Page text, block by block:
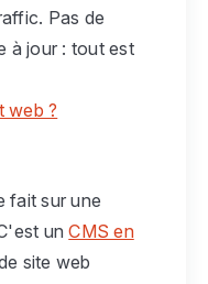
Pas de
à jour : tout est
web ?
fait sur une
unCMS en
site web